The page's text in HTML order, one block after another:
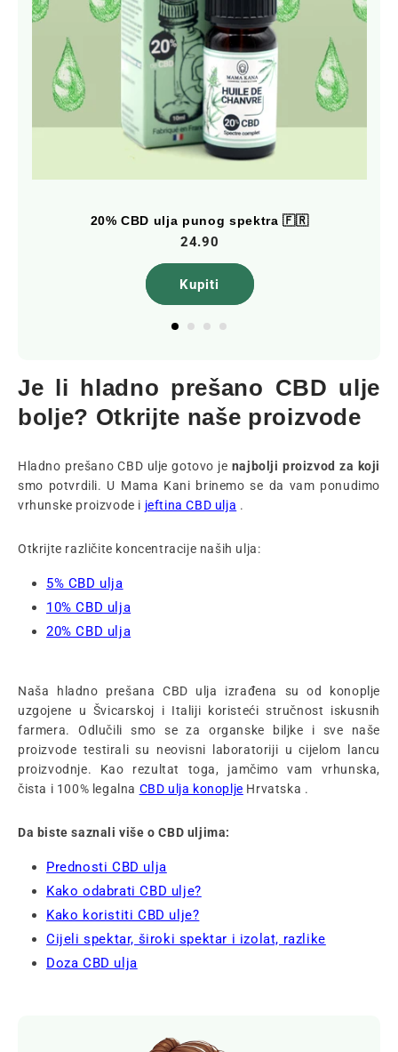
20% CBD ulja punog spektra 🇫🇷
24.90
Kupiti
Je li hladno prešano CBD ulje
bolje? Otkrijte naše proizvode
Hladno prešano CBD ulje gotovo je najbolji proizvod za koji
smo potvrdili. U Mama Kani brinemo se da vam ponudimo
vrhunske proizvode i jeftina CBD ulja .
Otkrijte različite koncentracije naših ulja:
5% CBD ulja
10% CBD ulja
20% CBD ulja
Naša hladno prešana CBD ulja izrađena su od konoplje
uzgojene u Švicarskoj i Italiji koristeći stručnost iskusnih
farmera. Odlučili smo se za organske biljke i sve naše
proizvode testirali su neovisni laboratoriji u cijelom lancu
proizvodnje. Kao rezultat toga, jamčimo vam vrhunska,
čista i 100% legalna CBD ulja konoplje Hrvatska .
Da biste saznali više o CBD uljima:
Prednosti CBD ulja
Kako odabrati CBD ulje?
Kako koristiti CBD ulje?
Cijeli spektar, široki spektar i izolat, razlike
Doza CBD ulja